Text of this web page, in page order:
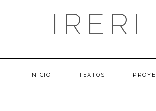
IRERI
INICIO TEXTOS